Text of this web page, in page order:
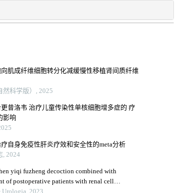
肌成纤维细胞转分化减缓慢性移植肾间质纤维
然科学版）, 2025
昔洛韦 治疗儿童传染性单核细胞增多症的 疗
影响
自身免疫性肝炎疗效和安全性的meta分析
, 2024
yiqi fuzheng decoction combined with
of postoperative patients with renal cell
on their immune function
Urologia, 2023